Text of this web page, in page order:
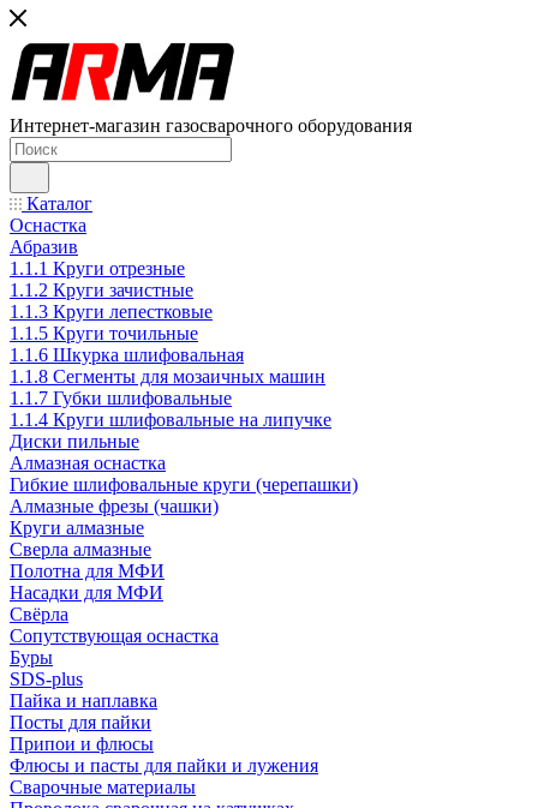
Интернет-магазин газосварочного оборудования
Каталог
Оснастка
Абразив
1.1.1 Круги отрезные
1.1.2 Круги зачистные
1.1.3 Круги лепестковые
1.1.5 Круги точильные
1.1.6 Шкурка шлифовальная
1.1.8 Сегменты для мозаичных машин
1.1.7 Губки шлифовальные
1.1.4 Круги шлифовальные на липучке
Диски пильные
Алмазная оснастка
Гибкие шлифовальные круги (черепашки)
Алмазные фрезы (чашки)
Круги алмазные
Сверла алмазные
Полотна для МФИ
Насадки для МФИ
Свёрла
Сопутствующая оснастка
Буры
SDS-plus
Пайка и наплавка
Посты для пайки
Припои и флюсы
Флюсы и пасты для пайки и лужения
Сварочные материалы